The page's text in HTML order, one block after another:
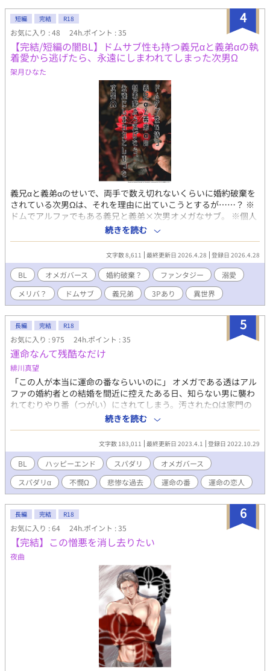
4
短編 完結 R18
お気に入り : 48 24h.ポイント : 35
【完結/短編の闇BL】ドムサブ性も持つ義兄αと義弟αの執
着愛から逃げたら、永遠にしまわれてしまった次男Ω
架月ひなた
義兄αと義弟αのせいで、両手で数え切れないくらいに婚約破棄を
されている次男Ωは、それを理由に出ていこうとするが……？ ※
ドムでアルファでもある義兄と義弟×次男オメガなサブ。 ※個人
的にハピエンだと思ってるけど、人によっては後味悪いかもしれ
ない。
続きを読む
文字数 8,611 最終更新日 2026.4.28 登録日 2026.4.28
BL オメガバース 婚約破棄？ ファンタジー
溺愛
メリバ？
ドムサブ 義兄弟 3Pあり 異世界
5
長編 完結 R18
お気に入り : 975 24h.ポイント : 35
運命なんて残酷なだけ
緋川真望
「この人が本当に運命の番ならいいのに」 オメガである透はアル
ファの婚約者との結婚を間近に控えたある日、知らない男に襲わ
れてむりやり番（つがい）にされてしまう。汚されたΩは家門の
恥だと屋敷を追い出され、婚約も破棄され、透はその事件ですべ
てを失った。 三年後、母の葬儀にこっそり参加した透は参列者の
ひとりから強烈なアルファのフェロモンを感じ取る。番にされた
オメガは番のフェロモンしか感じ取れないはず。透はその男こそ
犯人だと思ってナイフで襲いかかるが、互いに発情してしまい激
しく交わってしまう。 男は神崎慶という実業家で、自分は犯人で
はないと透に訴える。疑いを消せない透に対して「俺が犯人を捕
まえてやる。すべて成し遂げた暁には俺と結婚して欲しい」とい
きなりプロポーズするのだが……。 透の過去は悲惨ですが、慶が
ものすごいスパダリなのでそこまでつらい展開は無いはずです。
ちゃんとハッピーエンドになります。 （攻めが黒幕だったとかい
う闇BLではありません）
続きを読む
文字数 183,011 最終更新日 2023.4.1 登録日 2022.10.29
BL ハッピーエンド スパダリ
オメガバース
スパダリα
不憫Ω 悲惨な過去 運命の番 運命の恋人
6
長編 完結 R18
お気に入り : 64 24h.ポイント : 35
【完結】この憎悪を消し去りたい
夜曲